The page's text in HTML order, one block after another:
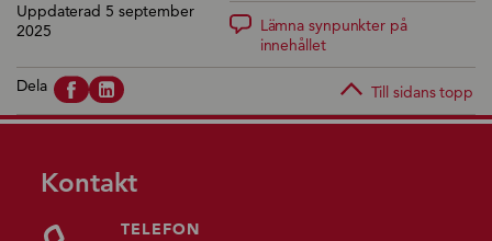
Uppdaterad 5 september
2025
Lämna synpunkter på
innehållet
Dela Till sidans topp
Kontakt
TELEFON